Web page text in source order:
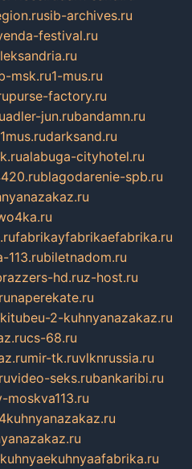
sib-archives.ru
festival.ru
msk.ru1-mus.ru
purse-factory.ru
adler-jun.rubandamn.ru
1mus.rudarksand.ru
alabuga-cityhotel.ru
blagodarenie-spb.ru
fabrikayfabrikaefabrika.ru
113.rubiletnadom.ru
hd.ruz-host.ru
naperekate.ru
kitubeu-2-kuhnyanazakaz.ru
cs-68.ru
mir-tk.ruvlknrussia.ru
video-seks.rubankaribi.ru
kuhnyaekuhnyaafabrika.ru